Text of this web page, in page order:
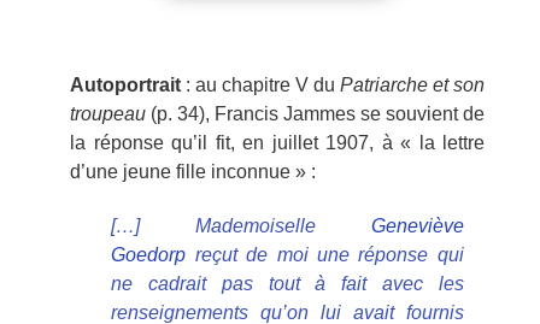
Autoportrait : au chapitre V du Patriarche et son
troupeau (p. 34), Francis Jammes se souvient de
la réponse qu’il fit, en juillet 1907, à « la lettre
d’une jeune fille inconnue » :
[…] Mademoiselle Geneviève
Goedorp reçut de moi une réponse qui
ne cadrait pas tout à fait avec les
renseignements qu’on lui avait fournis